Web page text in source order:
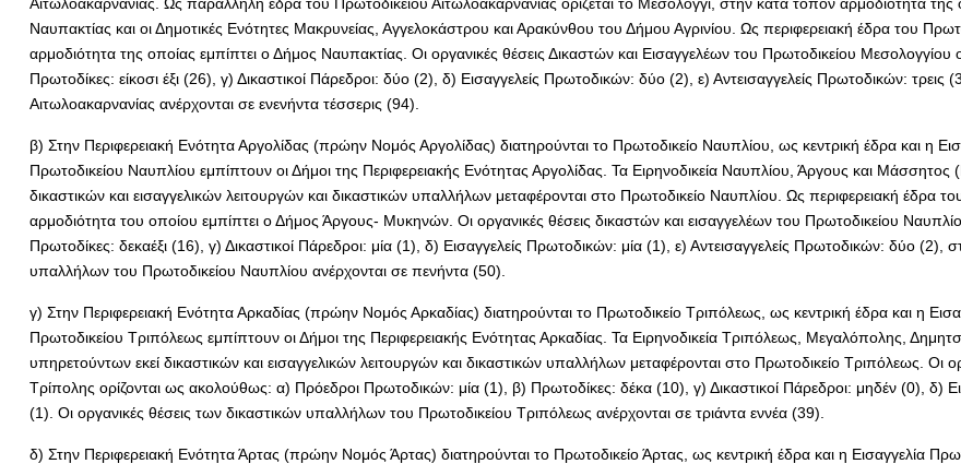
Ναυπακτίας και οι Δημοτικές Ενότητες Μακρυνείας, Αγγελοκάστρου και Αρακύνθου του Δήμου Αγρινίου. Ως περιφερειακή έδρα του
αρμοδιότητα της οποίας εμπίπτει ο Δήμος Ναυπακτίας. Οι οργανικές θέσεις Δικαστών και Εισαγγελέων του Πρωτοδικείου
Πρωτοδίκες: είκοσι έξι (26), γ) Δικαστικοί Πάρεδροι: δύο (2), δ) Εισαγγελείς Πρωτοδικών: δύο (2), ε) Αντεισαγγελείς Πρωτοδικών:
Αιτωλοακαρνανίας ανέρχονται σε ενενήντα τέσσερις (94).
β) Στην Περιφερειακή Ενότητα Αργολίδας (πρώην Νομός Αργολίδας) διατηρούνται το Πρωτοδικείο Ναυπλίου, ως κεντρική έδρα και η
Πρωτοδικείου Ναυπλίου εμπίπτουν οι Δήμοι της Περιφερειακής Ενότητας Αργολίδας. Τα Ειρηνοδικεία Ναυπλίου, Άργους και Μάσσητος
δικαστικών και εισαγγελικών λειτουργών και δικαστικών υπαλλήλων μεταφέρονται στο Πρωτοδικείο Ναυπλίου. Ως περιφερειακή έδρα
αρμοδιότητα του οποίου εμπίπτει ο Δήμος Άργους- Μυκηνών. Οι οργανικές θέσεις δικαστών και εισαγγελέων του Πρωτοδικείου
Πρωτοδίκες: δεκαέξι (16), γ) Δικαστικοί Πάρεδροι: μία (1), δ) Εισαγγελείς Πρωτοδικών: μία (1), ε) Αντεισαγγελείς Πρωτοδικών: δύο (2),
υπαλλήλων του Πρωτοδικείου Ναυπλίου ανέρχονται σε πενήντα (50).
γ) Στην Περιφερειακή Ενότητα Αρκαδίας (πρώην Νομός Αρκαδίας) διατηρούνται το Πρωτοδικείο Τριπόλεως, ως κεντρική έδρα και η
Πρωτοδικείου Τριπόλεως εμπίπτουν οι Δήμοι της Περιφερειακής Ενότητας Αρκαδίας. Τα Ειρηνοδικεία Τριπόλεως, Μεγαλόπολης,
υπηρετούντων εκεί δικαστικών και εισαγγελικών λειτουργών και δικαστικών υπαλλήλων μεταφέρονται στο Πρωτοδικείο Τριπόλεως. Οι
Τρίπολης ορίζονται ως ακολούθως: α) Πρόεδροι Πρωτοδικών: μία (1), β) Πρωτοδίκες: δέκα (10), γ) Δικαστικοί Πάρεδροι: μηδέν (0), δ)
(1). Οι οργανικές θέσεις των δικαστικών υπαλλήλων του Πρωτοδικείου Τριπόλεως ανέρχονται σε τριάντα εννέα (39).
δ) Στην Περιφερειακή Ενότητα Άρτας (πρώην Νομός Άρτας) διατηρούνται το Πρωτοδικείο Άρτας, ως κεντρική έδρα και η Εισαγγελία